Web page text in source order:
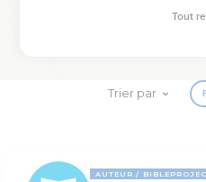
Trier par
AUTEUR
Tout